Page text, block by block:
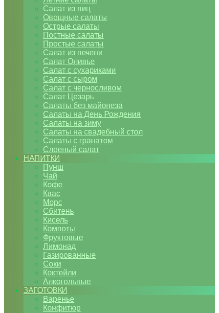
Салат из яиц
Овощные салаты
Острые салаты
Постные салаты
Простые салаты
Салат из печени
Салат Оливье
Салат с сухариками
Салат с сыром
Салат с черносливом
Салат Цезарь
Салаты без майонеза
Салаты на День Рождения
Салаты на зиму
Салаты на свадебный стол
Салаты с гранатом
Слоеный салат
НАПИТКИ
Пунш
Чай
Кофе
Квас
Морс
Сбитень
Кисель
Компоты
Фруктовые
Лимонад
Газированные
Соки
Коктейли
Алкогольные
ЗАГОТОВКИ
Варенье
Конфитюр